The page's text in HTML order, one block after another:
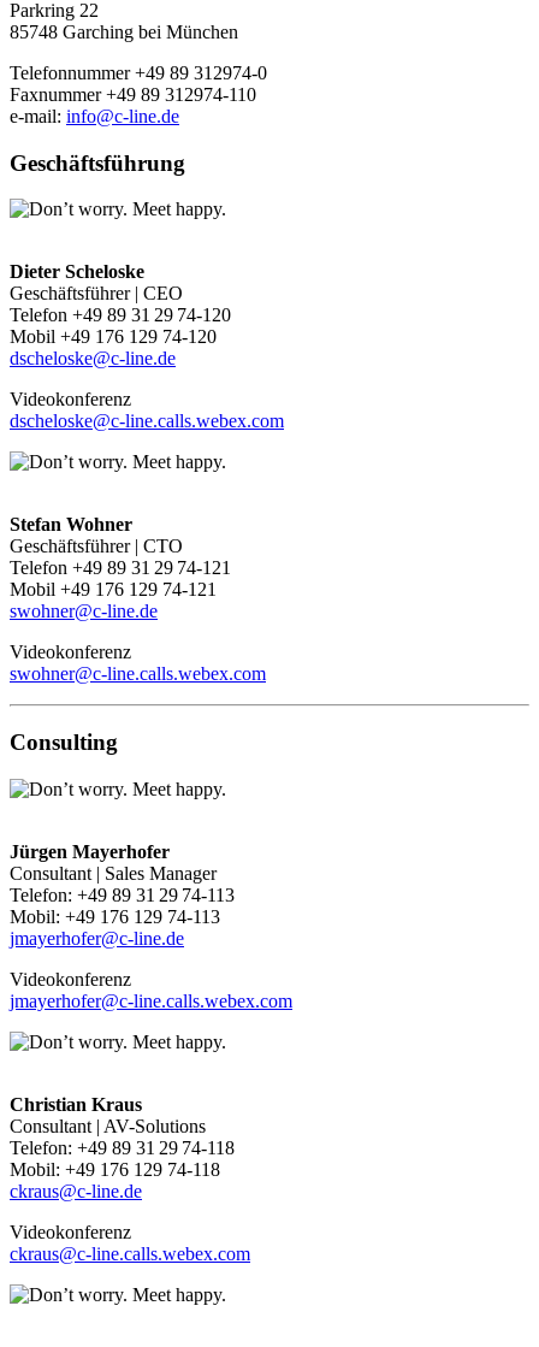
Parkring 22
85748 Garching bei München
Telefonnummer +49 89 312974-0
Faxnummer +49 89 312974-110
e-mail: info@c-line.de
Geschäftsführung
Dieter Scheloske
Geschäftsführer | CEO
Telefon +49 89 31 29 74-120
Mobil +49 176 129 74-120
dscheloske@c-line.de
Videokonferenz
dscheloske@c-line.calls.webex.com
Stefan Wohner
Geschäftsführer | CTO
Telefon +49 89 31 29 74-121
Mobil +49 176 129 74-121
swohner@c-line.de
Videokonferenz
swohner@c-line.calls.webex.com
Consulting
Jürgen Mayerhofer
Consultant | Sales Manager
Telefon: +49 89 31 29 74-113
Mobil: +49 176 129 74-113
jmayerhofer@c-line.de
Videokonferenz
jmayerhofer@c-line.calls.webex.com
Christian Kraus
Consultant | AV-Solutions
Telefon: +49 89 31 29 74-118
Mobil: +49 176 129 74-118
ckraus@c-line.de
Videokonferenz
ckraus@c-line.calls.webex.com